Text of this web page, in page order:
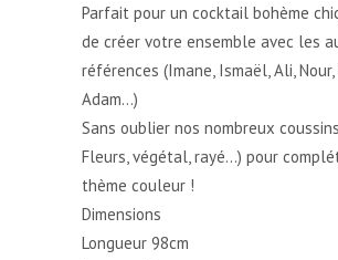
Parfait pour un cocktail bohème
de créer votre ensemble avec les
références (Imane, Ismaël, Ali, Nour,
Adam…)
Sans oublier nos nombreux
Fleurs, végétal, rayé…) pour
thème couleur !
Dimensions
Longueur 98cm